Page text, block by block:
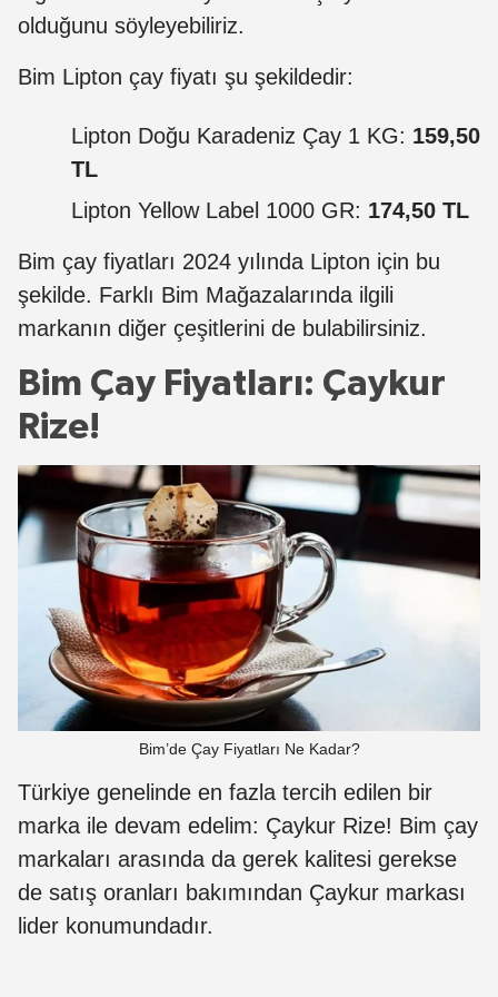
olduğunu söyleyebiliriz.
Bim Lipton çay fiyatı şu şekildedir:
Lipton Doğu Karadeniz Çay 1 KG: 159,50
TL
Lipton Yellow Label 1000 GR: 174,50 TL
Bim çay fiyatları 2024 yılında Lipton için bu
şekilde. Farklı Bim Mağazalarında ilgili
markanın diğer çeşitlerini de bulabilirsiniz.
Bim Çay Fiyatları: Çaykur
Rize!
Bim’de Çay Fiyatları Ne Kadar?
Türkiye genelinde en fazla tercih edilen bir
marka ile devam edelim: Çaykur Rize! Bim çay
markaları arasında da gerek kalitesi gerekse
de satış oranları bakımından Çaykur markası
lider konumundadır.